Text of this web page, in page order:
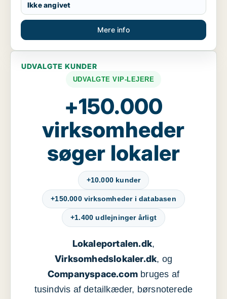
Ikke angivet
Mere info
UDVALGTE KUNDER
UDVALGTE VIP-LEJERE
+150.000
virksomheder
søger lokaler
+10.000 kunder
+150.000 virksomheder i databasen
+1.400 udlejninger årligt
Lokaleportalen.dk,
Virksomhedslokaler.dk, og
Companyspace.com bruges af
tusindvis af detailkæder, børsnoterede